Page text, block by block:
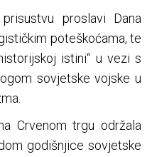
proslavi Dana
poteškoćama, te
istini“ u vezi s
sovjetske vojske u
Crvenom trgu održala
godišnjice sovjetske